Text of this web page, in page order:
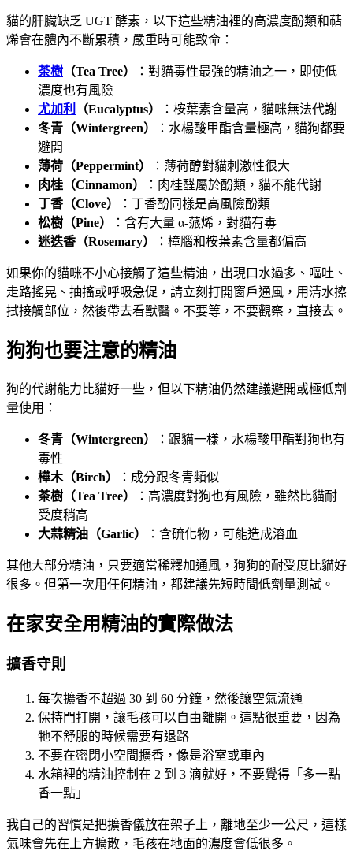
貓的肝臟缺乏 UGT 酵素，以下這些精油裡的高濃度酚類和萜
烯會在體內不斷累積，嚴重時可能致命：
茶樹 （Tea Tree）
：對貓毒性最強的精油之一，即使低
濃度也有風險
尤加利
（Eucalyptus）
：桉葉素含量高，貓咪無法代謝
冬青（Wintergreen）
：水楊酸甲酯含量極高，貓狗都要
避開
薄荷（Peppermint）
：薄荷醇對貓刺激性很大
肉桂（Cinnamon）
：肉桂醛屬於酚類，貓不能代謝
丁香（Clove）
：丁香酚同樣是高風險酚類
松樹（Pine）
：含有大量 α-蒎烯，對貓有毒
迷迭香（Rosemary）
：樟腦和桉葉素含量都偏高
如果你的貓咪不小心接觸了這些精油，出現口水過多、嘔吐、
走路搖晃、抽搐或呼吸急促，請立刻打開窗戶通風，用清水擦
拭接觸部位，然後帶去看獸醫。不要等，不要觀察，直接去。
狗狗也要注意的精油
狗的代謝能力比貓好一些，但以下精油仍然建議避開或極低劑
量使用：
冬青（Wintergreen）
：跟貓一樣，水楊酸甲酯對狗也有
毒性
樺木（Birch）
：成分跟冬青類似
茶樹（Tea Tree）
：高濃度對狗也有風險，雖然比貓耐
受度稍高
大蒜精油（Garlic）
：含硫化物，可能造成溶血
其他大部分精油，只要適當稀釋加通風，狗狗的耐受度比貓好
很多。但第一次用任何精油，都建議先短時間低劑量測試。
在家安全用精油的實際做法
擴香守則
每次擴香不超過 30 到 60 分鐘，然後讓空氣流通
保持門打開，讓毛孩可以自由離開。這點很重要，因為
牠不舒服的時候需要有退路
不要在密閉小空間擴香，像是浴室或車內
水箱裡的精油控制在 2 到 3 滴就好，不要覺得「多一點
香一點」
我自己的習慣是把擴香儀放在架子上，離地至少一公尺，這樣
氣味會先在上方擴散，毛孩在地面的濃度會低很多。